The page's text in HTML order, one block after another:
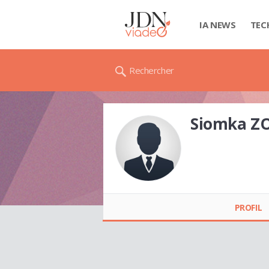
IA NEWS
Rechercher
Siomka
PROFIL